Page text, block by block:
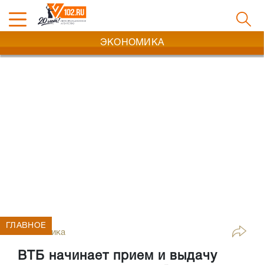
ЭКОНОМИКА
Экономика
ВТБ начинает прием и выдачу
ГЛАВНОЕ